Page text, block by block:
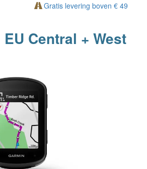
Gratis levering boven € 49
Central + West